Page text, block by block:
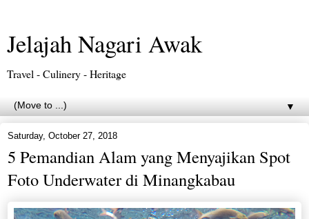
Jelajah Nagari Awak
Travel - Culinery - Heritage
▼
Saturday, October 27, 2018
5 Pemandian Alam yang Menyajikan Spot
Foto Underwater di Minangkabau